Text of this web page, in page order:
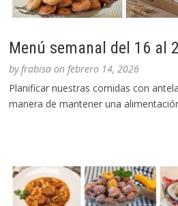
Menú semanal del 16 al
byfrabisa onfebrero 14, 2026
Planificar nuestras comidas con
manera de mantener una